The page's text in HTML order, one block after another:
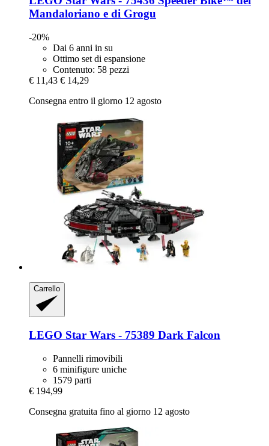
Mandaloriano e di Grogu
-20%
Dai 6 anni in su
Ottimo set di espansione
Contenuto: 58 pezzi
€ 11,43 € 14,29
Consegna entro il giorno 12 agosto
Carrello
LEGO Star Wars -​ 75389 Dark Falcon
Pannelli rimovibili
6 minifigure uniche
1579 parti
€ 194,99
Consegna gratuita fino al giorno 12 agosto